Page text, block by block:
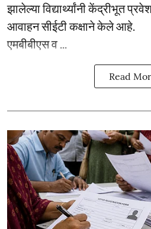
झालेल्या विद्यार्थ्यांनी केंद्रीभूत
आवाहन सीईटी कक्षाने केले आहे.
एमबीबीएस व ...
Read